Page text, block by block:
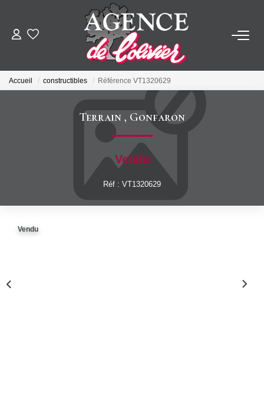
ACHETER
LOUER
ESTIMER
FAIRE GÉRER
SYNDIC
Accueil constructibles Référence VT1320629
Terrain , Gonfaron
Vendu
Réf : VT1320629
Vendu